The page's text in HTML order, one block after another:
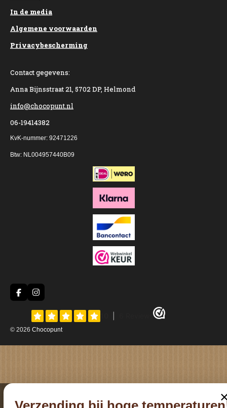
In de media
Algemene voorwaarden
Privacybescherming
Contact gegevens:
Anna Bijnsstraat 21, 5702 DP, Helmond
info@chocopunt.nl
06-19414382
KvK-nummer: 92471226
Btw: NL004957440B09
F
a
b
o
I
n
s
t
a
g
© 2026 Chocopunt